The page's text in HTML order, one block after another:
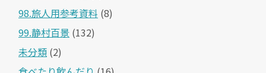
98.旅人用参考資料 (8)
99.静村百景 (132)
未分類 (2)